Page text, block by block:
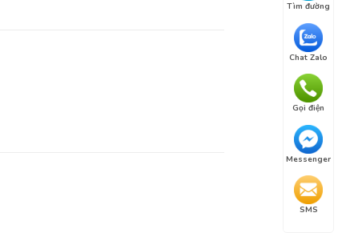
Tìm đường
Chat Zalo
Gọi điện
Messenger
SMS